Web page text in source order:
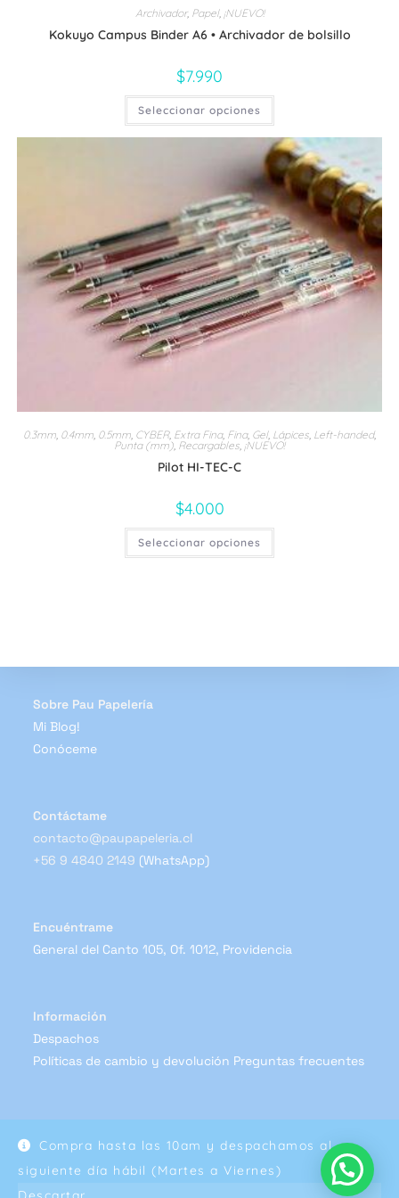
Compra hasta las 10am y despachamos al
siguiente día hábil (Martes a Viernes)
Archivador, Papel, ¡NUEVO!
Kokuyo Campus Binder A6 • Archivador de bolsillo
$7.990
Seleccionar opciones
Este
tiene
múltiples
variantes.
Las
opciones
se
pueden
elegir
en
la
página
de
producto
0.3mm 0.4mm 0.5mm CYBER, Extra Fina, Fina, Gel, Lápices Left-handed,
Punta (mm) Recargables ¡NUEVO!
Pilot HI-TEC-C
$4.000
Seleccionar opciones
Este
tiene
la
Sobre Pau Papelería
Mi Blog!
Conóceme
Contáctame
contacto@paupapeleria.cl
+56 9 4840 2149 (WhatsApp)
Encuéntrame
General del Canto 105, Of. 1012, Providencia
Información
Despachos
Políticas de cambio y devolución Preguntas frecuentes